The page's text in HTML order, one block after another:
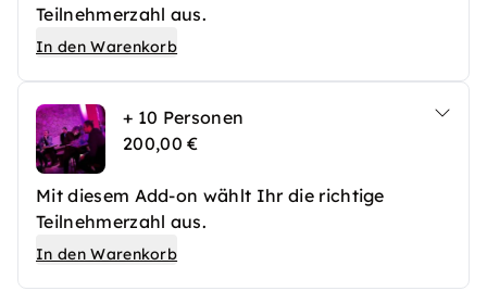
Teilnehmerzahl aus.
In den Warenkorb
+ 10 Personen
200,00 €
Mit diesem Add-on wählt Ihr die richtige
Teilnehmerzahl aus.
In den Warenkorb